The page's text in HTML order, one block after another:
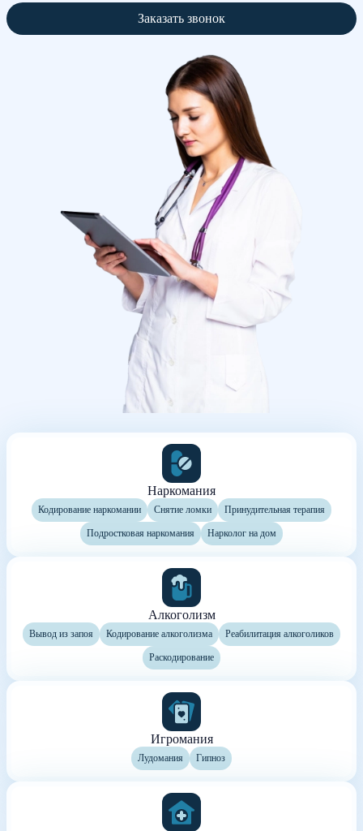
Заказать звонок
Наркомания
Кодирование наркомании Снятие ломки Принудительная терапия
Подростковая наркомания Нарколог на дом
Алкоголизм
Вывод из запоя Кодирование алкоголизма Реабилитация алкоголиков
Раскодирование
Игромания
Лудомания Гипноз